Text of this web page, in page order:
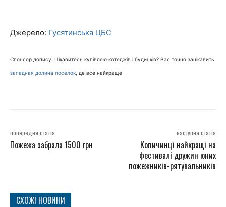
Джерело: Гусятинська ЦБС
Спонсор допису: Цікавитесь купівлею котеджів і будинків? Вас точно зацікавить
западная долина поселок , де все найкраще
попередня стаття
Пожежа забрала 1500 грн
наступна стаття
Копичинці найкращі на
фестивалі дружин юних
пожежників-рятувальників
СХОЖІ НОВИНИ